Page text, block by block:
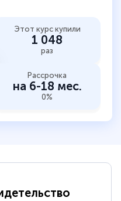
Этот курс купили
1 048
раз
Рассрочка
на 6-18 мес.
0%